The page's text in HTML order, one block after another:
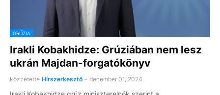
GRÚZIA
Irakli Kobakhidze: Grúziában nem lesz
ukrán Majdan-forgatókönyv
közzétette Hírszerkesztő - december 01, 2024